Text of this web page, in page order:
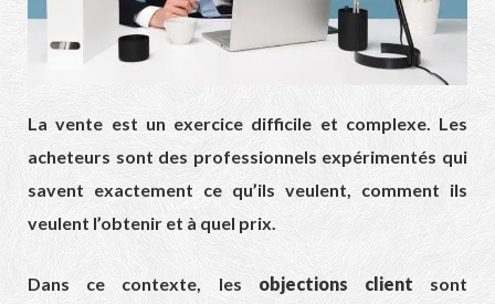
La vente est un exercice difficile et complexe. Les
acheteurs sont des professionnels expérimentés qui
savent exactement ce qu’ils veulent, comment ils
veulent l’obtenir et à quel prix.
Dans ce contexte, les objections client sont